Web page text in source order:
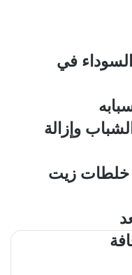
في
وإزالة
خلطات زيت